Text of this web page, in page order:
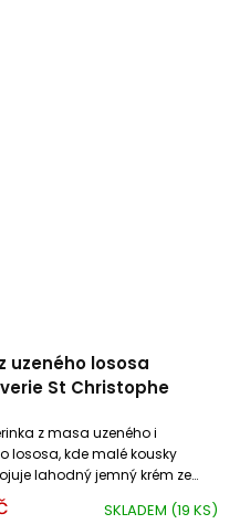
uzeného lososa
St Christophe
SKLADEM (19 KS)
z masa uzeného i
lososa, kde malé kousky
lahodný jemný krém ze
vajec.